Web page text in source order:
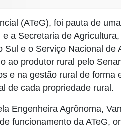
(ATeG), foi pauta de
a Secretaria de
Sul e o Serviço Nacional de
ao produtor rural pelo
e na gestão rural de
de cada propriedade rural.
Engenheira Agrônoma,
funcionamento da ATeG,